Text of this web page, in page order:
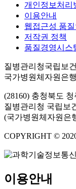
개인정보처리
이용안내
웹접근성 품
저작권 정책
품질경영시스
질병관리청국립보
국가병원체자원은행
(28160) 충청북도
질병관리청 국립보
(국가병원체자원은
COPYRIGHT ©
이용안내